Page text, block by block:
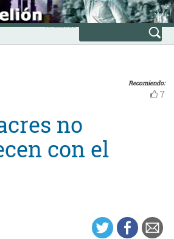
Avanzada
Recomiendo:
7
no
con el